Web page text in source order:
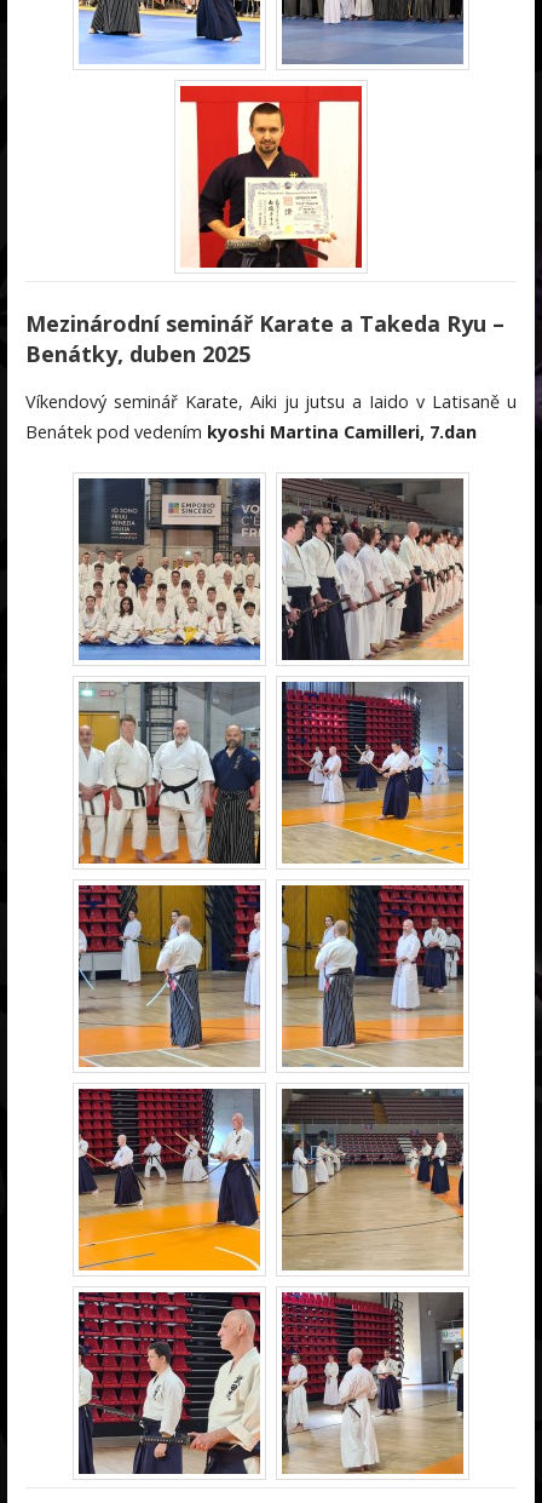
Mezinárodní seminář Karate a Takeda Ryu –
Benátky, duben 2025
Víkendový seminář Karate, Aiki ju jutsu a Iaido v Latisaně u
Benátek pod vedením kyoshi Martina Camilleri, 7.dan